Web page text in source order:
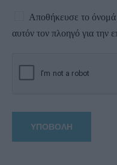
Αποθήκευσε το όνομά
αυτόν τον πλοηγό για